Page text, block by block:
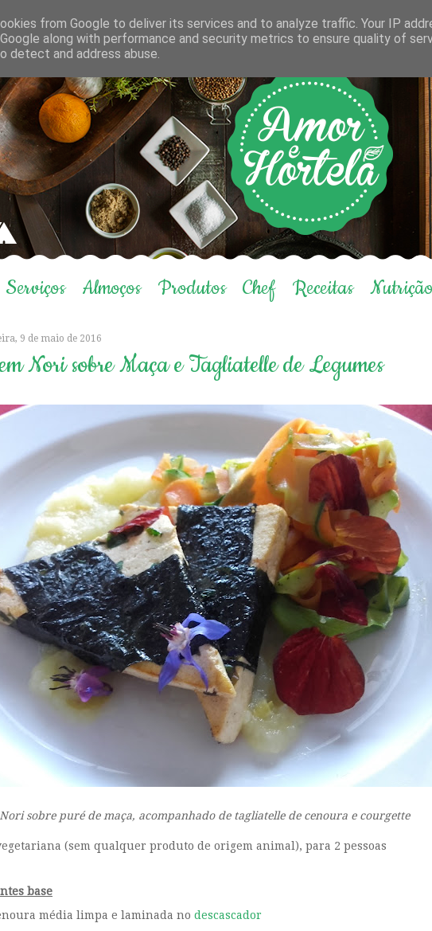
Serviços Almoços Produtos Chef Receitas
9 de maio de 2016
Nori sobre Maça e Tagliatelle de Legumes
sobre puré de maça, acompanhado de tagliatelle de cenoura e courgette
(sem qualquer produto de origem animal), para 2 pessoas
base
média limpa e laminada no descascador
from Google to deliver its services and to analyze traffic. Your IP
along with performance and security metrics to ensure quality of
detect and address abuse.